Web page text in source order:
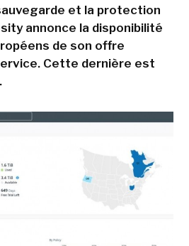
et la protection
annonce la disponibilité
de son offre
Cette dernière est